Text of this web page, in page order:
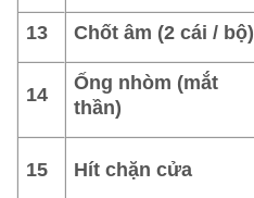
13 Chốt âm (2 cái / bộ)
14
Ống nhòm (mắt
thần)
15 Hít chặn cửa